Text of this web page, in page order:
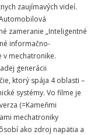
zaujímavých videí.
zameranie „Inteligentné
informačno-
v mechatronike.
generácii
ktorý spája 4 oblasti –
systémy. Vo filme je
(=Kameňmi
mechatroniky
ako zdroj napätia a